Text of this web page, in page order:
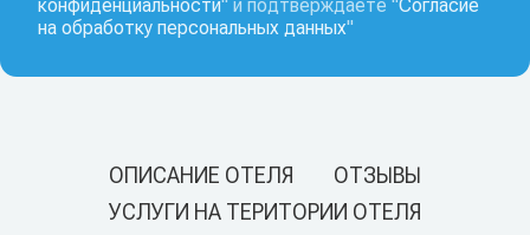
конфиденциальности" и подтверждаете "Согласие
на обработку персональных данных"
ОПИСАНИЕ ОТЕЛЯ
ОТЗЫВЫ
УСЛУГИ НА ТЕРИТОРИИ ОТЕЛЯ